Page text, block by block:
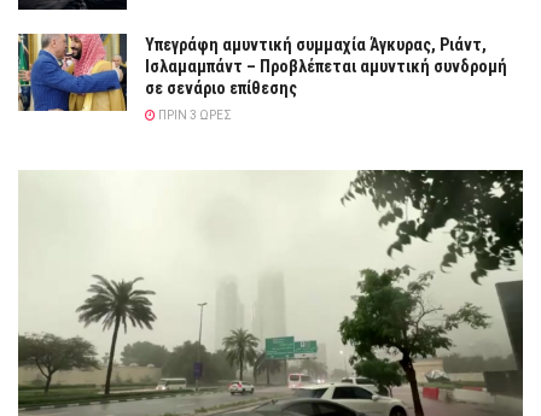
Υπεγράφη αμυντική συμμαχία Άγκυρας, Ριάντ,
Ισλαμαμπάντ – Προβλέπεται αμυντική συνδρομή
σε σενάριο επίθεσης
ΠΡΙΝ 3 ΏΡΕΣ